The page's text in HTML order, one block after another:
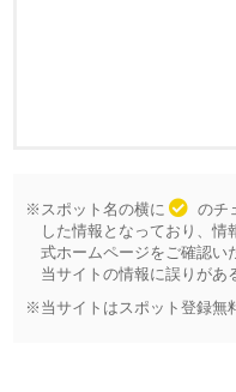
※スポット名の横に
のチ
した情報となっており、
式ホームページをご確認い
当サイトの情報に誤りがあ
※当サイトはスポット登録無